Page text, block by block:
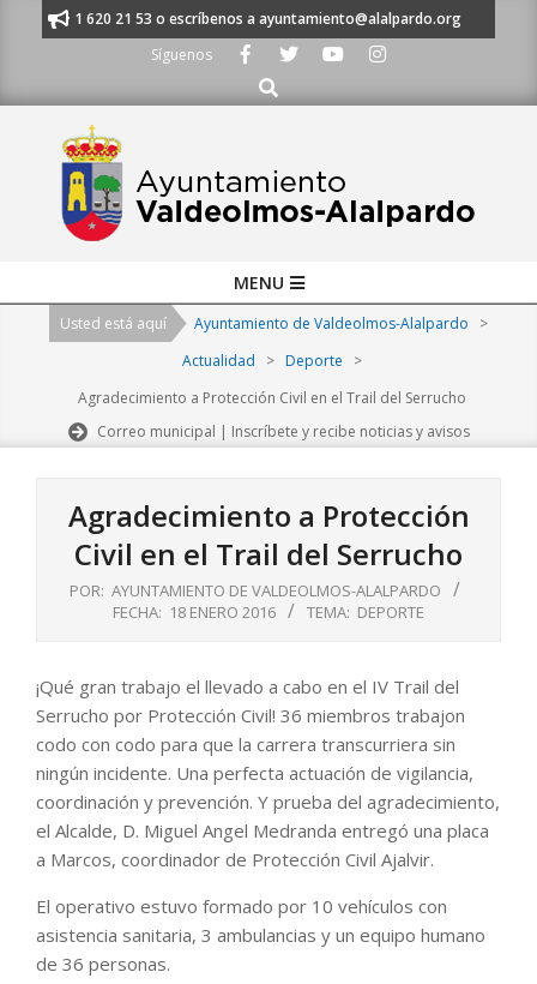
al 91 620 21 53 o escríbenos a ayuntamiento@alalpardo.org
Síguenos
Buscar
Navigation
MENU
Usted está aquí Ayuntamiento de Valdeolmos-Alalpardo
>
Actualidad
> Deporte
>
Agradecimiento a Protección Civil en el Trail del Serrucho
Correo municipal | Inscríbete y recibe noticias y avisos
Agradecimiento a Protección
Civil en el Trail del Serrucho
POR: AYUNTAMIENTO DE VALDEOLMOS-ALALPARDO
FECHA: 18 ENERO 2016 TEMA: DEPORTE
¡Qué gran trabajo el llevado a cabo en el IV Trail del
Serrucho por Protección Civil! 36 miembros trabajon
codo con codo para que la carrera transcurriera sin
ningún incidente. Una perfecta actuación de vigilancia,
coordinación y prevención. Y prueba del agradecimiento,
el Alcalde, D. Miguel Angel Medranda entregó una placa
a Marcos, coordinador de Protección Civil Ajalvir.
El operativo estuvo formado por 10 vehículos con
asistencia sanitaria, 3 ambulancias y un equipo humano
de 36 personas.